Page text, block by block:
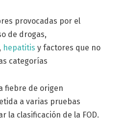
provocadas por el
de drogas,
hepatitis y factores que no
categorías
fiebre de origen
a varias pruebas
la clasificación de la FOD.